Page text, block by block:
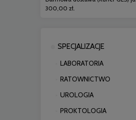
300,00 zł.
SPECJALIZACJE
LABORATORIA
RATOWNICTWO
UROLOGIA
PROKTOLOGIA